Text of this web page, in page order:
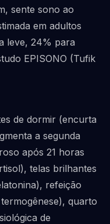
sente sono ao
em adultos
leve, 24% para
EPISONO (Tufik
de dormir (encurta
a segunda
após 21 horas
telas brilhantes
refeição
quarto
de